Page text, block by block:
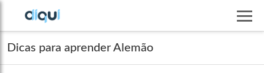
Dicas para aprender Alemão